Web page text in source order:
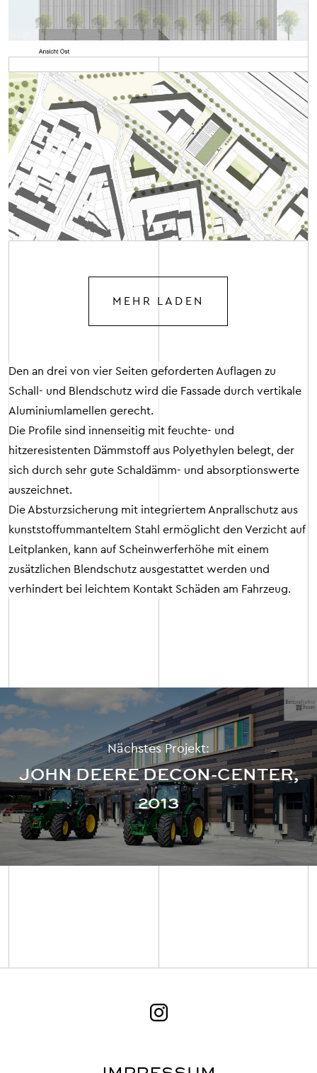
MEHR LADEN
Den an drei von vier Seiten geforderten Auflagen zu
Schall- und Blendschutz wird die Fassade durch vertikale
Aluminiumlamellen gerecht.
Die Profile sind innenseitig mit feuchte- und
hitzeresistenten Dämmstoff aus Polyethylen belegt, der
sich durch sehr gute Schaldämm- und absorptionswerte
auszeichnet.
Die Absturzsicherung mit integriertem Anprallschutz aus
kunststoffummanteltem Stahl ermöglicht den Verzicht auf
Leitplanken, kann auf Scheinwerferhöhe mit einem
zusätzlichen Blendschutz ausgestattet werden und
verhindert bei leichtem Kontakt Schäden am Fahrzeug.
Nächstes Projekt:
JOHN DEERE DECON-CENTER,
2013